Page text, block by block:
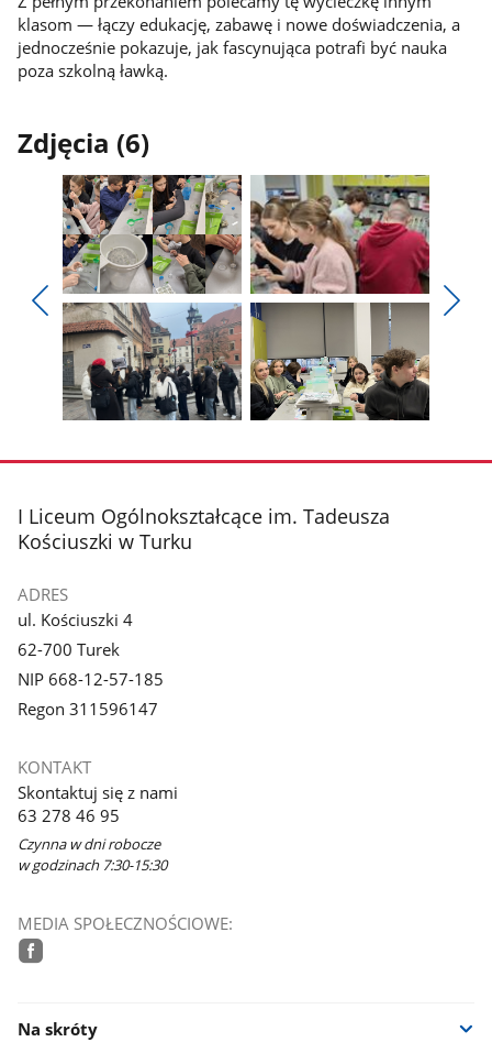
klasom — łączy edukację, zabawę i nowe doświadczenia, a
jednocześnie pokazuje, jak fascynująca potrafi być nauka
poza szkolną ławką.
Zdjęcia (6)
Pokaż
poprzednie
zdjęcia
Pokaż
zdjęcie
1
z
galerii.
Pokaż
zdjęcie
2
z
galerii.
galerii.
galerii.
stopka
I Liceum Ogólnokształcące im. Tadeusza
Kościuszki w Turku
ADRES
ul. Kościuszki 4
62-700 Turek
NIP 668-12-57-185
Regon 311596147
KONTAKT
Skontaktuj się z nami
63 278 46 95
Czynna w dni robocze
w godzinach 7:30-15:30
MEDIA SPOŁECZNOŚCIOWE:
Na skróty